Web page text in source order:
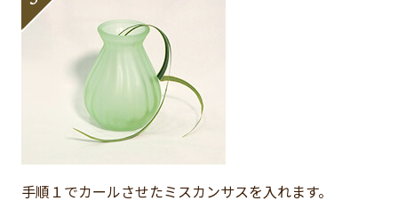
手順１でカールさせたミスカンサスを入れます。